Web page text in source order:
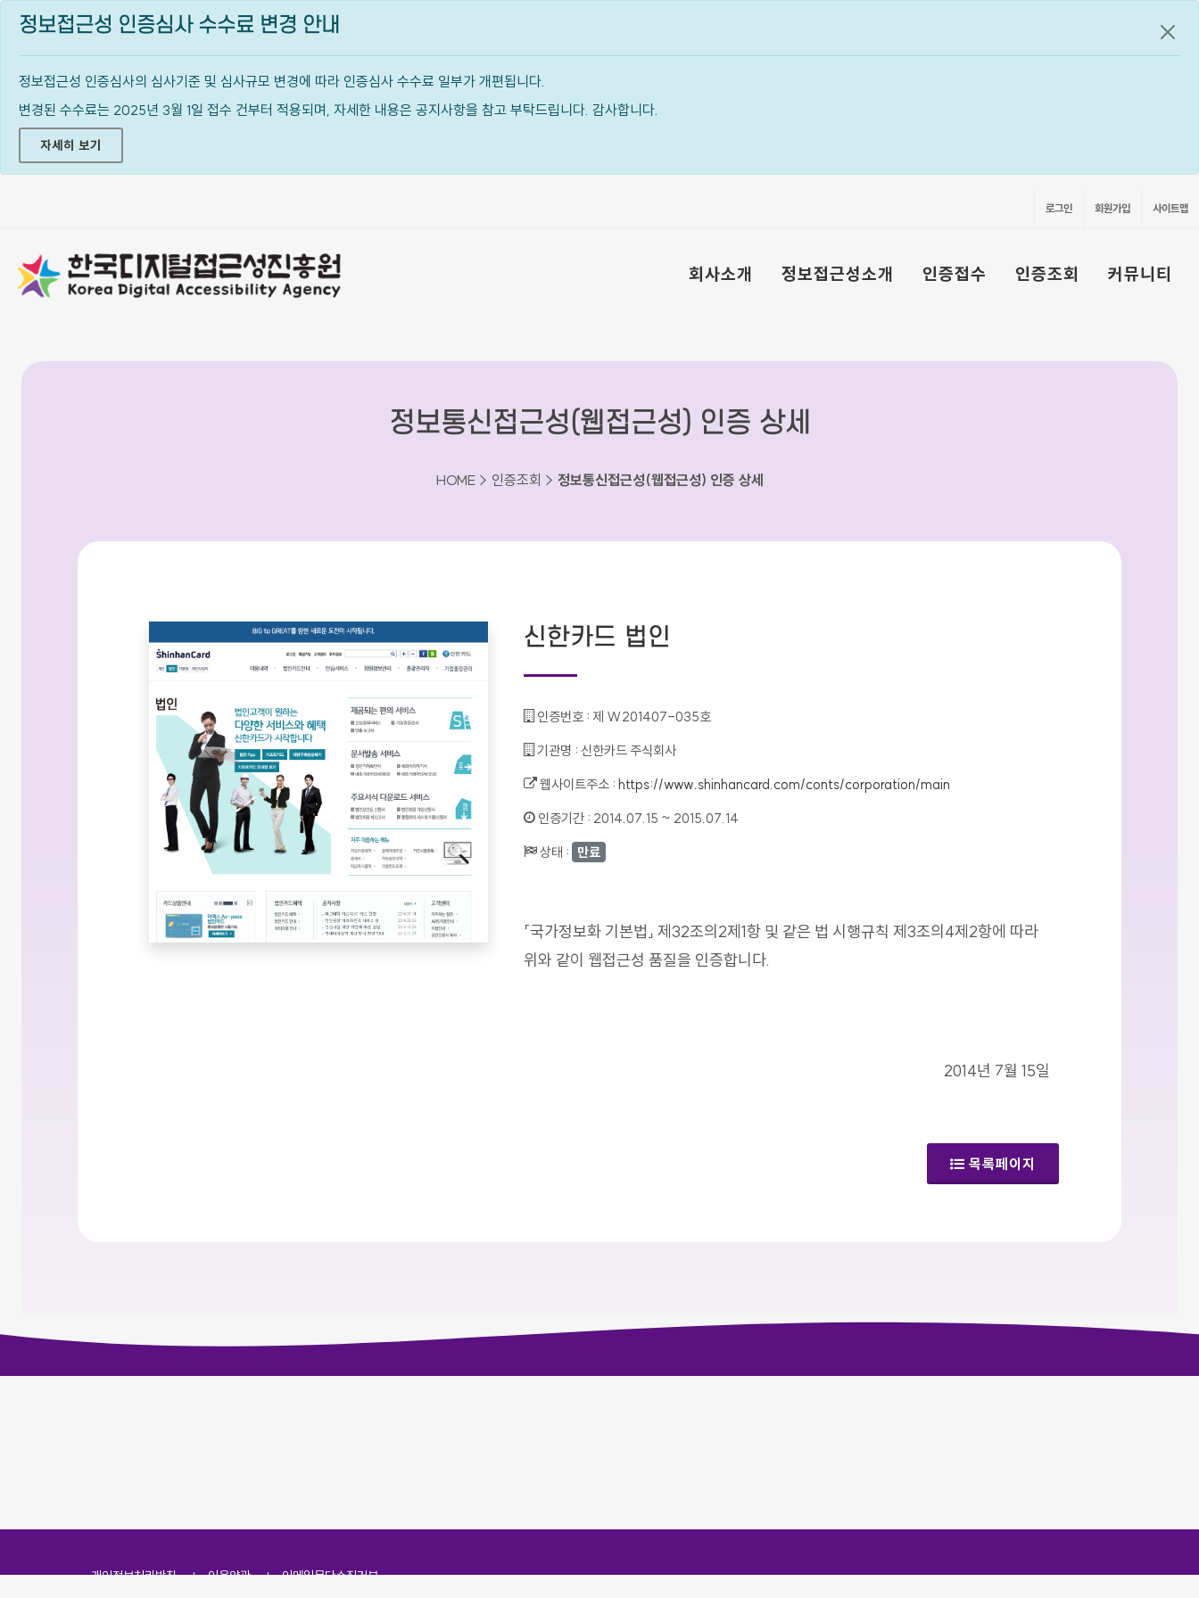
정보접근성 인증심사 수수료 변경 안내
정보접근성 인증심사의 심사기준 및 심사규모 변경에 따라 인증심사 수수료 일부가 개편됩니다.
변경된 수수료는 2025년 3월 1일 접수 건부터 적용되며, 자세한 내용은 공지사항을 참고 부탁드립니다. 감사합니다.
자세히 보기
공지
로그인 회원가입 사이트맵
회사소개 정보접근성소개 인증접수 인증조회 커뮤니티
정보통신접근성(웹접근성) 인증 상세
HOME > 인증조회 > 정보통신접근성(웹접근성) 인증 상세
신한카드 법인
인증번호 :제 W201407-035호
기관명 : 신한카드 주식회사
웹사이트주소 :https://www.shinhancard.com/conts/corporation/main
인증기간 : 2014.07.15 ~ 2015.07.14
상태 : 만료
「국가정보화 기본법」 제32조의2제1항 및 같은 법 시행규칙 제3조의4제2항에 따라
위와 같이 웹접근성 품질을 인증합니다.
2014년 7월 15일
목록페이지
개인정보처리방침 이용약관 이메일무단수집거부